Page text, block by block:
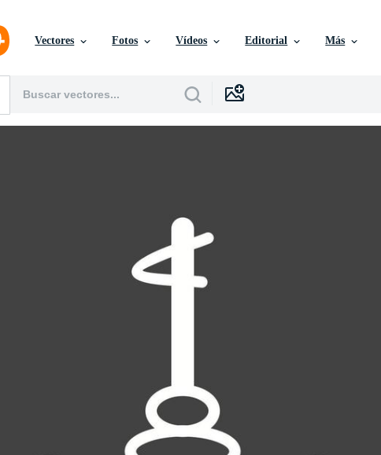
Vectores Fotos Vídeos Editorial Más